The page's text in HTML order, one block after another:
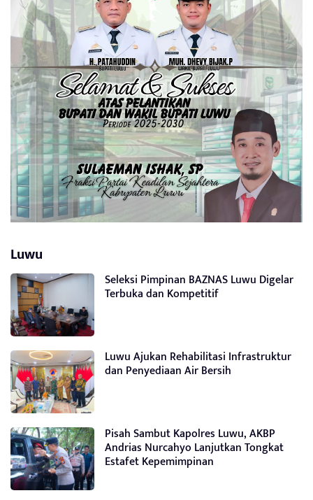
Luwu
Seleksi Pimpinan BAZNAS Luwu Digelar
Terbuka dan Kompetitif
Luwu Ajukan Rehabilitasi Infrastruktur
dan Penyediaan Air Bersih
Pisah Sambut Kapolres Luwu, AKBP
Andrias Nurcahyo Lanjutkan Tongkat
Estafet Kepemimpinan